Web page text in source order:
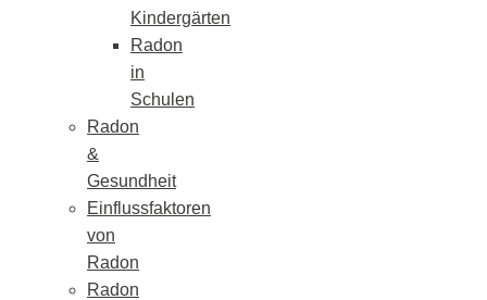
Kindergärten
Radon
in
Schulen
Radon
&
Gesundheit
Einflussfaktoren
von
Radon
Radon